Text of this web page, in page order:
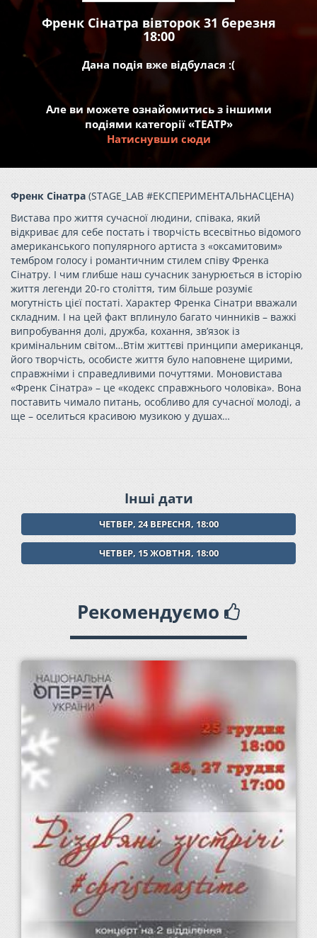
Френк Сінатра вівторок 31 березня
18:00
Дана подія вже відбулася :(
Але ви можете ознайомитись з іншими
подіями категорії «ТЕАТР»
Натиснувши сюди
Френк Сінатра (STAGE_LAB #ЕКСПЕРИМЕНТАЛЬНАСЦЕНА)
Вистава про життя сучасної людини, співака, який
відкриває для себе постать і творчість всесвітньо відомого
американського популярного артиста з «оксамитовим»
тембром голосу і романтичним стилем співу Френка
Сінатру. І чим глибше наш сучасник занурюється в історію
життя легенди 20-го століття, тим більше розуміє
могутність цієї постаті. Характер Френка Сінатри вважали
складним. І на цей факт вплинуло багато чинників – важкі
випробування долі, дружба, кохання, зв’язок із
кримінальним світом…Втім життєві принципи американця,
його творчість, особисте життя було наповнене щирими,
справжніми і справедливими почуттями. Моновистава
«Френк Сінатра» – це «кодекс справжнього чоловіка». Вона
поставить чимало питань, особливо для сучасної молоді, а
ще – оселиться красивою музикою у душах…
Інші дати
ЧЕТВЕР, 24 ВЕРЕСНЯ, 18:00
ЧЕТВЕР, 15 ЖОВТНЯ, 18:00
Рекомендуємо